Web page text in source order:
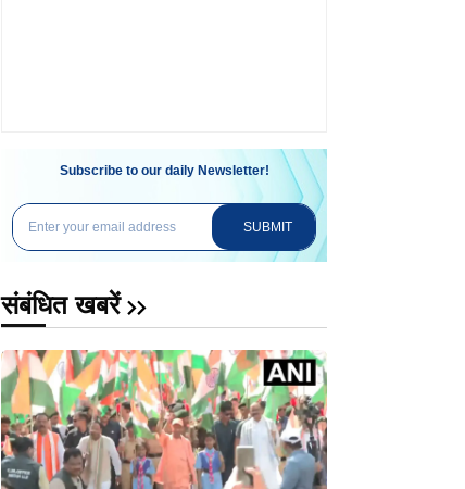
Subscribe to our daily Newsletter!
SUBMIT
संबंधित खबरें